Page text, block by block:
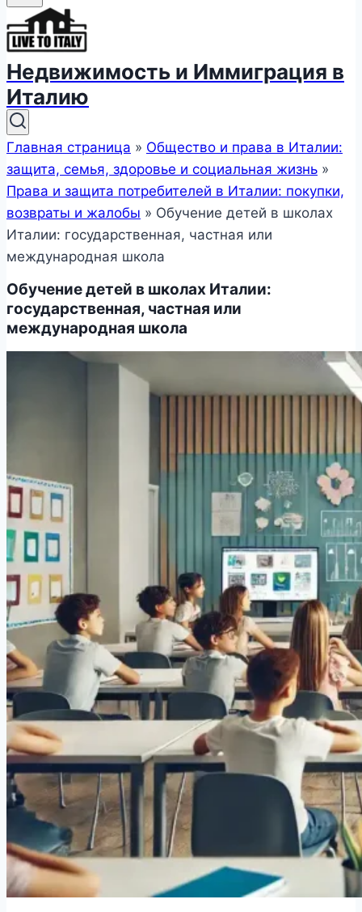
Недвижимость и Иммиграция в
Италию
Главная страница » Общество и права в Италии:
защита, семья, здоровье и социальная жизнь »
Права и защита потребителей в Италии: покупки,
возвраты и жалобы » Обучение детей в школах
Италии: государственная, частная или
международная школа
Обучение детей в школах Италии:
государственная, частная или
международная школа